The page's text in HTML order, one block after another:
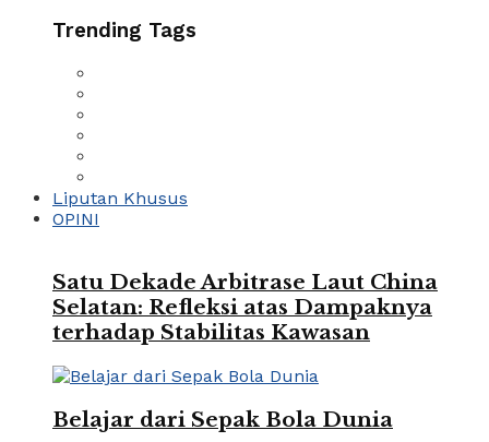
Trending Tags
Liputan Khusus
OPINI
Satu Dekade Arbitrase Laut China
Selatan: Refleksi atas Dampaknya
terhadap Stabilitas Kawasan
Belajar dari Sepak Bola Dunia